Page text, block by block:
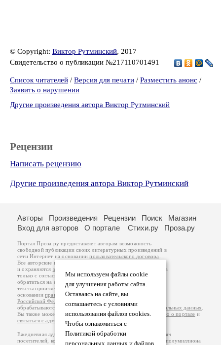
© Copyright: Виктор Рутминский, 2017
Свидетельство о публикации №217110701491
Список читателей / Версия для печати / Разместить анонс /
Заявить о нарушении
Другие произведения автора Виктор Рутминский
Рецензии
Написать рецензию
Другие произведения автора Виктор Рутминский
Мы используем файлы cookie
для улучшения работы сайта.
Оставаясь на сайте, вы
соглашаетесь с условиями
использования файлов cookies.
Чтобы ознакомиться с
Политикой обработки
персональных данных и файлов
Авторы Произведения Рецензии Поиск
Магазин
Вход для авторов
О портале Стихи.ру Проза.ру
Портал Проза.ру предоставляет авторам возможность
свободной публикации своих литературных произведений в
сети Интернет на основаниипользовательского договора
Все авторские права на произведения принадлежат авторам
и охраняются законом
. Перепечатка произведений возможна
только с согласия его автора, к которому вы можете
обратиться на его авторской странице. Ответственность за
тексты произведений авторы несут самостоятельно на
основанииправил публикацииизаконодательства
Российской Федерации
обрабатываются на основанииПолитики обработки персональных данных
Вы также можете посмотреть более подробнуюинформацию о портале и
связаться с администрацией
Ежедневная аудитория портала Проза.ру – порядка 100 тысяч
посетителей, которые в общей сумме просматривают более полумиллиона